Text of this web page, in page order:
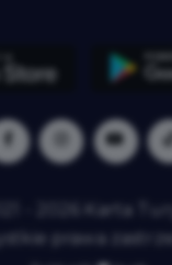
- 2026 Karta
prawa